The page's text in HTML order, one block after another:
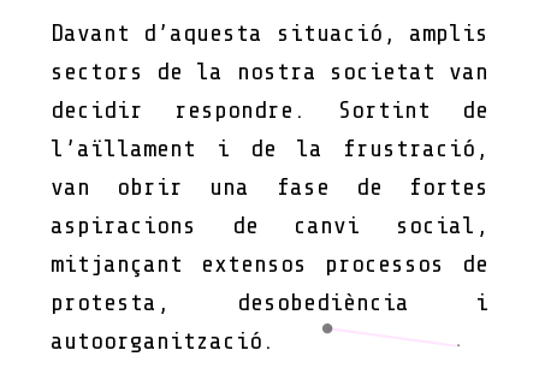
Davant d’aquesta situació, amplis
sectors de la nostra societat van
decidir respondre. Sortint de
l’aïllament i de la frustració,
van obrir una fase de fortes
aspiracions de canvi social,
mitjançant extensos processos de
protesta, desobediència i
autoorganització.